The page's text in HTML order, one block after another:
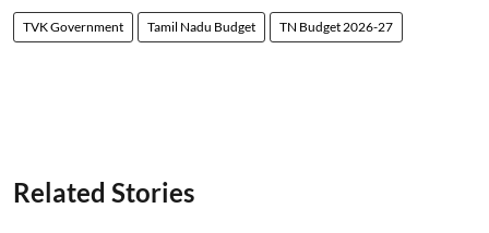
TVK Government Tamil Nadu Budget TN Budget 2026-27
Related Stories